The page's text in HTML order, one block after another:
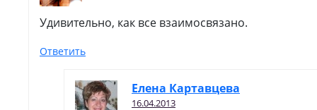
Удивительно, как все взаимосвязано.
Ответить
Елена Картавцева
16.04.2013